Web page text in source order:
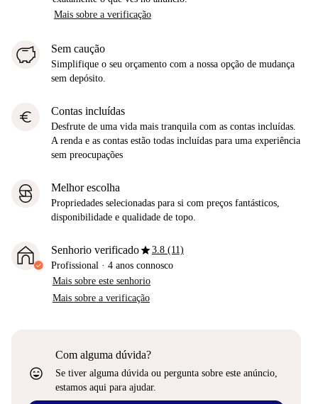
Mais sobre a verificação
Sem caução
Simplifique o seu orçamento com a nossa opção de mudança
sem depósito.
euro Contas incluídas
Desfrute de uma vida mais tranquila com as contas incluídas.
A renda e as contas estão todas incluídas para uma experiência
sem preocupações
Melhor escolha
Propriedades selecionadas para si com preços fantásticos,
disponibilidade e qualidade de topo.
Senhorio verificadostar3.8 (11)
Profissional · 4 anos connosco
Mais sobre este senhorio
Mais sobre a verificação
sentiment_very_satisfied
Com alguma dúvida?
Se tiver alguma dúvida ou pergunta sobre este anúncio,
estamos aqui para ajudar.